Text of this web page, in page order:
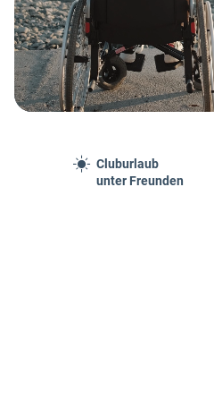
Cluburlaub
unter Freunden